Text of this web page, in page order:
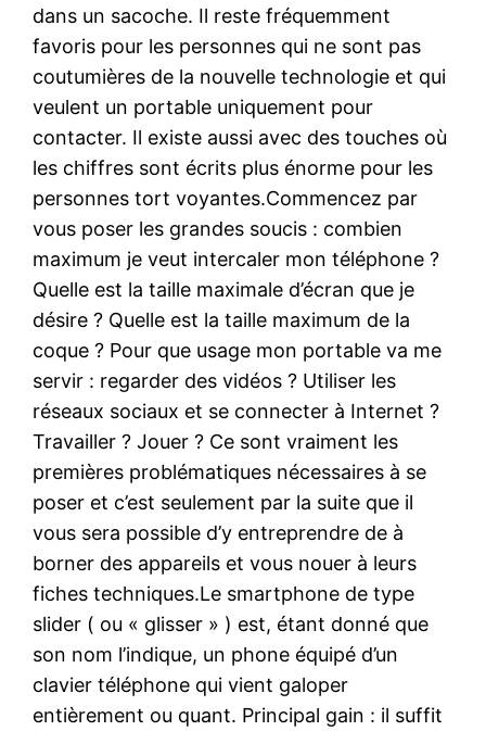
dans un sacoche. Il reste fréquemment
favoris pour les personnes qui ne sont pas
coutumières de la nouvelle technologie et qui
veulent un portable uniquement pour
contacter. Il existe aussi avec des touches où
les chiffres sont écrits plus énorme pour les
personnes tort voyantes.Commencez par
vous poser les grandes soucis : combien
maximum je veut intercaler mon téléphone ?
Quelle est la taille maximale d’écran que je
désire ? Quelle est la taille maximum de la
coque ? Pour que usage mon portable va me
servir : regarder des vidéos ? Utiliser les
réseaux sociaux et se connecter à Internet ?
Travailler ? Jouer ? Ce sont vraiment les
premières problématiques nécessaires à se
poser et c’est seulement par la suite que il
vous sera possible d’y entreprendre de à
borner des appareils et vous nouer à leurs
fiches techniques.Le smartphone de type
slider ( ou « glisser » ) est, étant donné que
son nom l’indique, un phone équipé d’un
clavier téléphone qui vient galoper
entièrement ou quant. Principal gain : il suffit